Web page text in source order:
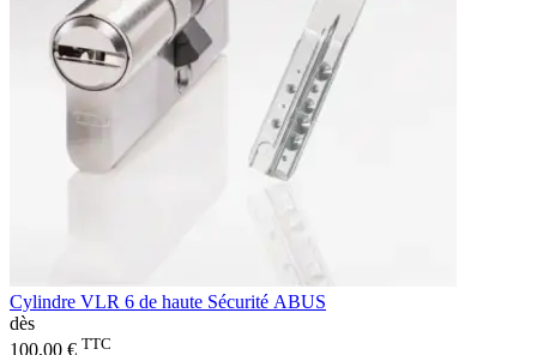
Cylindre VLR 6 de haute Sécurité ABUS
dès
100,00 € TTC